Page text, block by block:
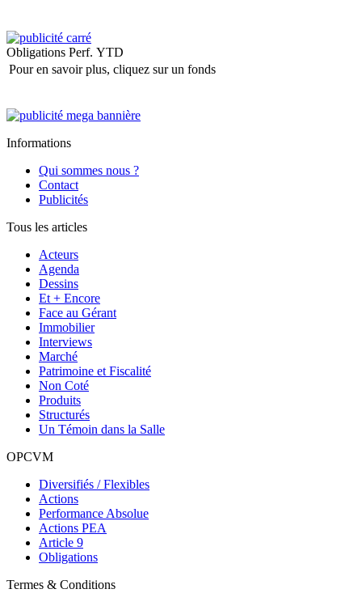
Obligations Perf. YTD
Pour en savoir plus, cliquez sur un fonds
Informations
Qui sommes nous ?
Contact
Publicités
Tous les articles
Acteurs
Agenda
Dessins
Et + Encore
Face au Gérant
Immobilier
Interviews
Marché
Patrimoine et Fiscalité
Non Coté
Produits
Structurés
Un Témoin dans la Salle
OPCVM
Diversifiés / Flexibles
Actions
Performance Absolue
Actions PEA
Article 9
Obligations
Termes & Conditions